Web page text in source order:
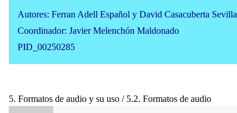
Autores: Ferran Adell Español y David Casacuberta Sevilla
Coordinador: Javier Melenchón Maldonado
PID_00250285
5. Formatos de audio y su uso / 5.2. Formatos de audio